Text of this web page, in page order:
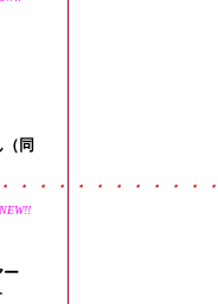
同
・・・・・・・・・・
NEW!!
ー